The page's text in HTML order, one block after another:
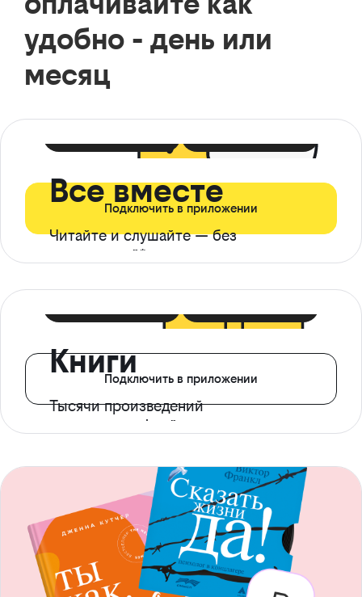
удобно - день или
месяц
Все вместе
Читайте и слушайте — без
ограничений*
Подключить в приложении
Книги
Тысячи произведений
с доступом офлайн
Подключить в приложении